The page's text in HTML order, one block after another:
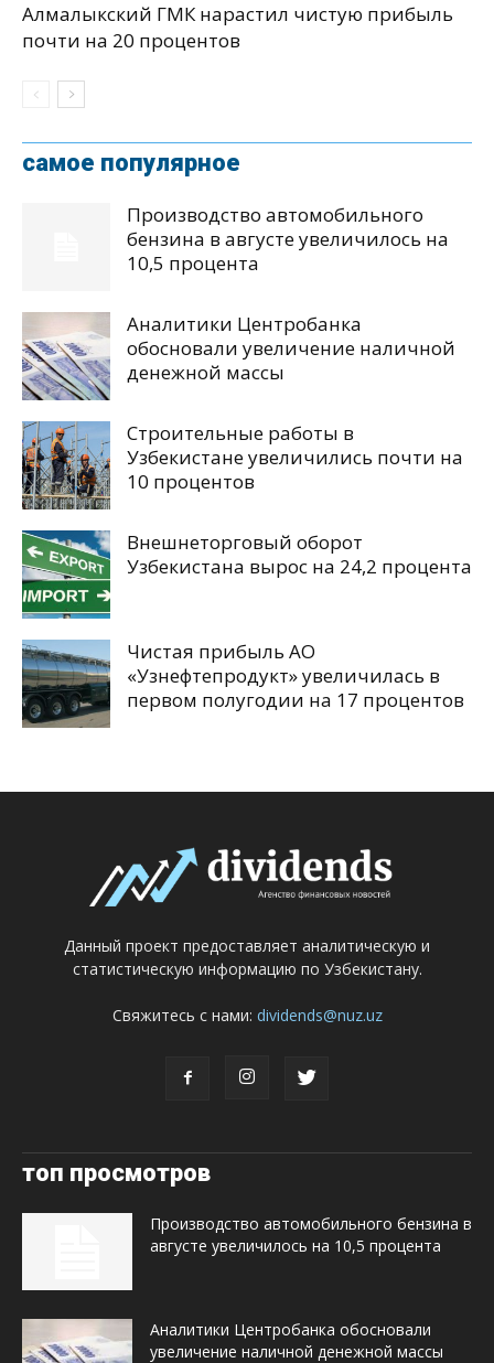
Алмалыкский ГМК нарастил чистую прибыль
почти на 20 процентов
самое популярное
Производство автомобильного
бензина в августе увеличилось на
10,5 процента
Аналитики Центробанка
обосновали увеличение наличной
денежной массы
Строительные работы в
Узбекистане увеличились почти на
10 процентов
Внешнеторговый оборот
Узбекистана вырос на 24,2 процента
Чистая прибыль АО
«Узнефтепродукт» увеличилась в
первом полугодии на 17 процентов
Данный проект предоставляет аналитическую и
статистическую информацию по Узбекистану.
Свяжитесь с нами: dividends@nuz.uz
топ просмотров
Производство автомобильного бензина в
августе увеличилось на 10,5 процента
Аналитики Центробанка обосновали
увеличение наличной денежной массы